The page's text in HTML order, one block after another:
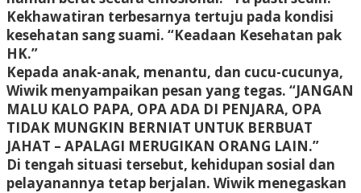
Kekhawatiran terbesarnya tertuju pada kondisi
kesehatan sang suami. “Keadaan Kesehatan pak
HK.”
Kepada anak-anak, menantu, dan cucu-cucunya,
Wiwik menyampaikan pesan yang tegas. “JANGAN
MALU KALO PAPA, OPA ADA DI PENJARA, OPA
TIDAK MUNGKIN BERNIAT UNTUK BERBUAT
JAHAT – APALAGI MERUGIKAN ORANG LAIN.”
Di tengah situasi tersebut, kehidupan sosial dan
pelayanannya tetap berjalan. Wiwik menegaskan